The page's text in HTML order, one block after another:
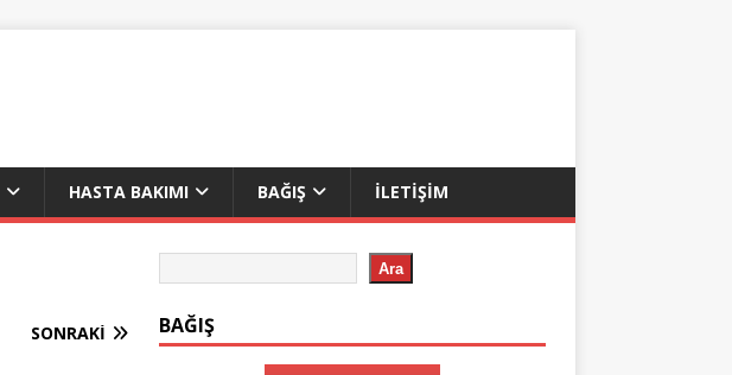
HASTA BAKIMI BAĞIŞ İLETIŞIM
SONRAKI
Ara
BAĞIŞ